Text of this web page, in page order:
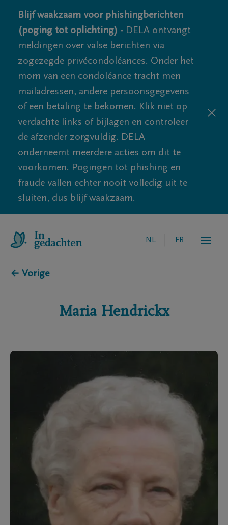
Blijf waakzaam voor phishingberichten
(poging tot oplichting) - DELA ontvangt
meldingen over valse berichten via
zogezegde privécondoléances. Onder het
mom van een condoléance tracht men
mailadressen, andere persoonsgegevens
of een betaling te bekomen. Klik niet op
verdachte links of bijlagen en controleer
de afzender zorgvuldig. DELA
onderneemt meerdere acties om dit te
voorkomen. Pogingen tot phishing en
fraude vallen echter nooit volledig uit te
sluiten, dus blijf waakzaam.
NL FR
← Vorige
Maria Hendrickx